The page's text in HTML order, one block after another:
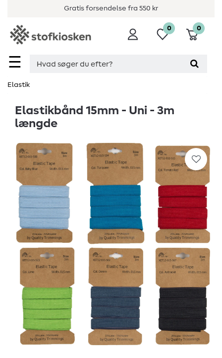
Gratis forsendelse fra 550 kr
☰
0 0
Elastik
Elastikbånd 15mm - Uni - 3m
længde